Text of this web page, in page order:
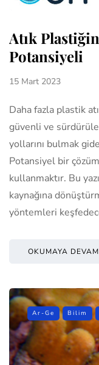
Atık
Potansiyeli
15 Mart 2023
Daha fazla plastik
güvenli ve
yollarını bulmak
Potansiyel bir
kullanmaktır. Bu
kaynağına
yöntemleri
OKUMAYA
Ar-Ge Bilim